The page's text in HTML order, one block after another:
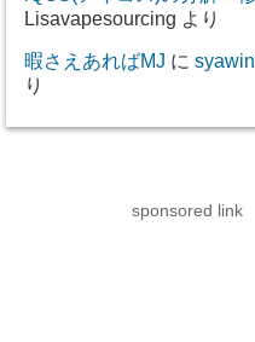
Lisavapesourcing より
暇さえあればMJ に
り
sponsored link